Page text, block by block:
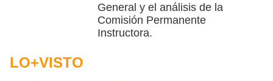
General y el análisis de la
Comisión Permanente
Instructora.
LO+VISTO